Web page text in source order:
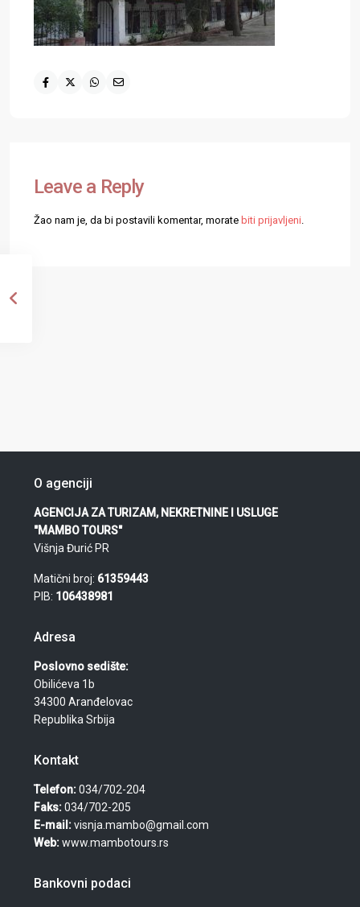
Leave a Reply
Žao nam je, da bi postavili komentar, morate biti prijavljeni.
O agenciji
AGENCIJA ZA TURIZAM, NEKRETNINE I USLUGE
"MAMBO TOURS"
Višnja Đurić PR
Matični broj: 61359443
PIB: 106438981
Adresa
Poslovno sedište:
Obilićeva 1b
34300 Aranđelovac
Republika Srbija
Kontakt
Telefon:034/702-204
Faks:034/702-205
E-mail:visnja.mambo@gmail.com
Web:www.mambotours.rs
Bankovni podaci